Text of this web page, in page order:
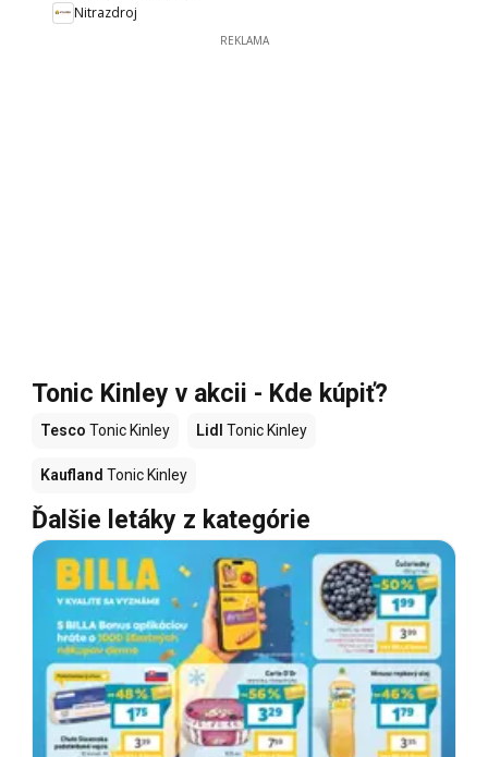
Nitrazdroj
REKLAMA
Tonic Kinley v akcii - Kde kúpiť?
Tesco Tonic Kinley Lidl Tonic Kinley
Kaufland Tonic Kinley
Ďalšie letáky z kategórie